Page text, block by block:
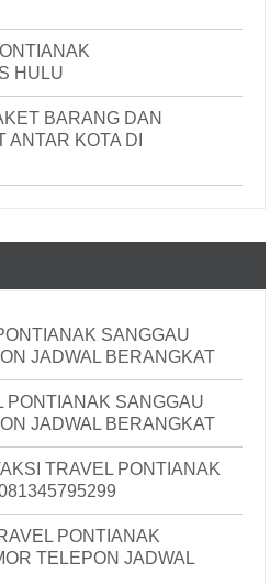
HULU
BARANG DAN
ANTAR KOTA DI
SANGGAU
JADWAL BERANGKAT
PONTIANAK SANGGAU
JADWAL BERANGKAT
TRAVEL PONTIANAK
PONTIANAK
TELEPON JADWAL